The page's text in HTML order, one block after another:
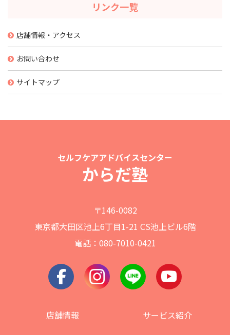
リンク一覧
店舗情報・アクセス
お問い合わせ
サイトマップ
セルフケアアドバイスセンター
からだ塾
〒146-0082
東京都大田区池上6丁目1-21 CS池上ビル6階
電話：080-7010-0421
店舗情報 サービス紹介